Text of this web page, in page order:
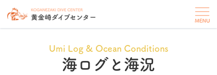
Umi Log & Ocean Conditions
海ログと海況